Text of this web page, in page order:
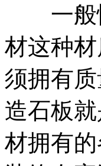
一般情
材这种
须拥有
造石板
材拥有